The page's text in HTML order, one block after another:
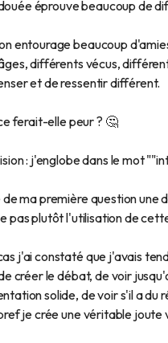
éprouve beaucoup de
entourage beaucoup
différents vécus,
et de ressentir différent.
ferait-elle peur ? 🤔
: j'englobe dans le mot
ma première question une
pas plutôt l'utilisation de
j'ai constaté que j'avais
créer le débat, de voir
solide, de voir s'il a
je crée une véritable